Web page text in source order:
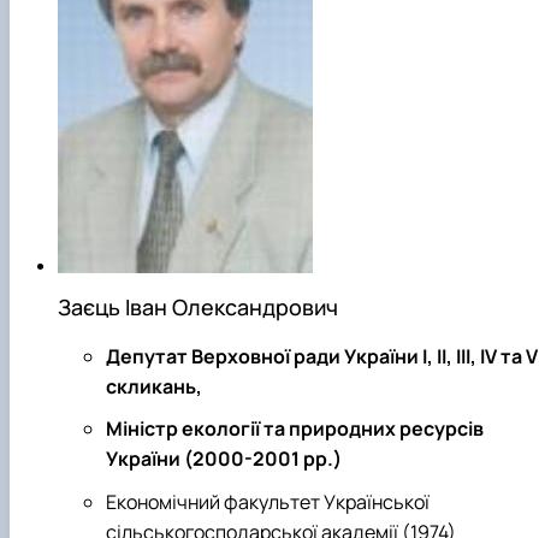
Заєць Іван Олександрович
Депутат Верховної ради України І, ІІ, ІІІ, ІV та
скликань,
Міністр екології та природних ресурсів
України (2000-2001 рр.)
Економічний факультет Української
сільськогосподарської академії (1974)